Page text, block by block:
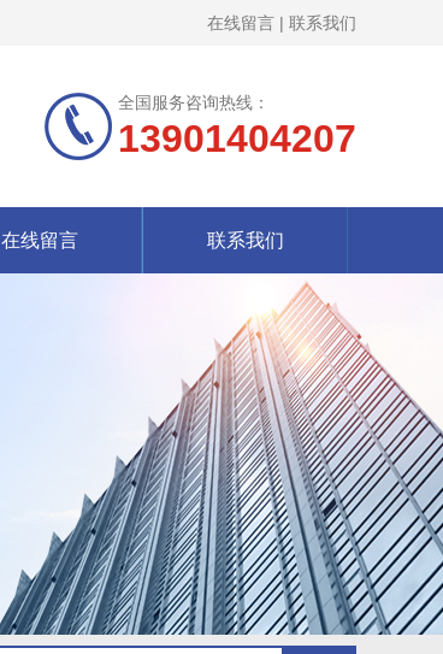
在线留言 | 联系我们
全国服务咨询热线：
13901404207
在线留言 联系我们